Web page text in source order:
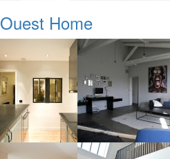
Ouest Home